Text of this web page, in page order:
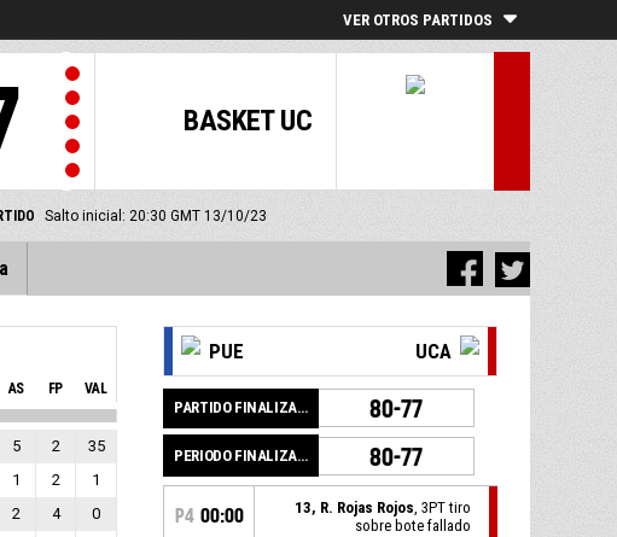
VER OTROS PARTIDOS
BASKET UC
Salto inicial: 20:30 GMT 13/10/23
AS FP VAL
5 2
35
1 2
1
2 4
0
PUE UCA
PARTIDO FINALIZADO 80-77
PERIODO FINALIZADO 80-77
P4 00:00 13, R. Rojas Rojos, 3PT tiro
sobre bote fallado